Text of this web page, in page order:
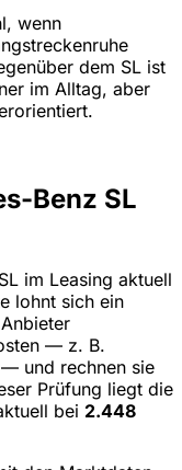
wenn
dem SL ist
im Alltag, aber
Benz SL
im Leasing aktuell
lohnt sich ein
— z. B.
und rechnen sie
Prüfung liegt die
bei 2.448